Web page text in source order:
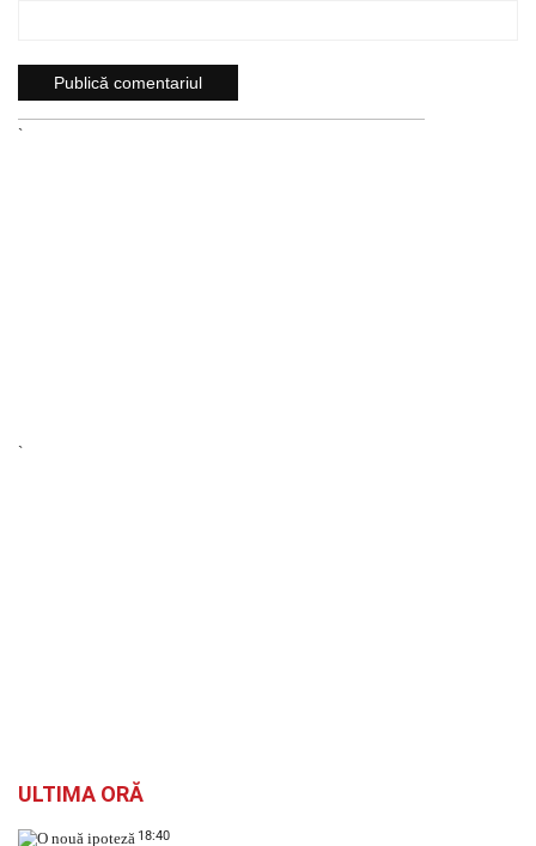
`
`
ULTIMA ORĂ
18:40